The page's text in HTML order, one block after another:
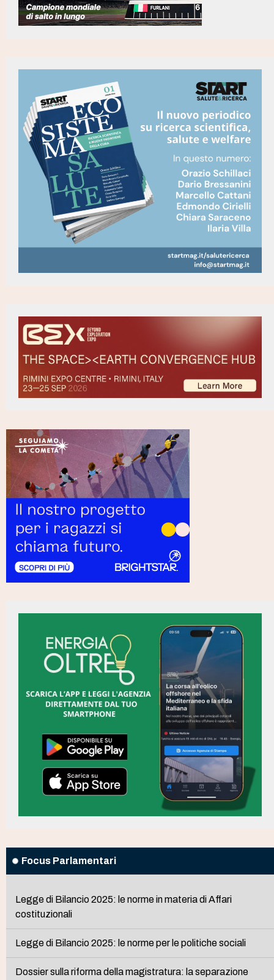
Focus Parlamentari
Legge di Bilancio 2025: le norme in materia di Affari
costituzionali
Legge di Bilancio 2025: le norme per le politiche sociali
Dossier sulla riforma della magistratura: la separazione